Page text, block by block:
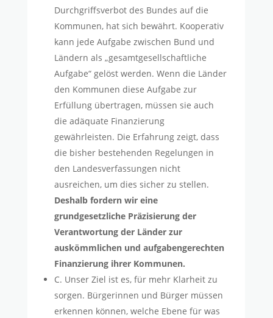
Durchgriffsverbot des Bundes auf die
Kommunen, hat sich bewährt. Kooperativ
kann jede Aufgabe zwischen Bund und
Ländern als „gesamtgesellschaftliche
Aufgabe“ gelöst werden. Wenn die Länder
den Kommunen diese Aufgabe zur
Erfüllung übertragen, müssen sie auch
die adäquate Finanzierung
gewährleisten. Die Erfahrung zeigt, dass
die bisher bestehenden Regelungen in
den Landesverfassungen nicht
ausreichen, um dies sicher zu stellen.
Deshalb fordern wir eine
grundgesetzliche Präzisierung der
Verantwortung der Länder zur
auskömmlichen und aufgabengerechten
Finanzierung ihrer Kommunen.
C. Unser Ziel ist es, für mehr Klarheit zu
sorgen. Bürgerinnen und Bürger müssen
erkennen können, welche Ebene für was